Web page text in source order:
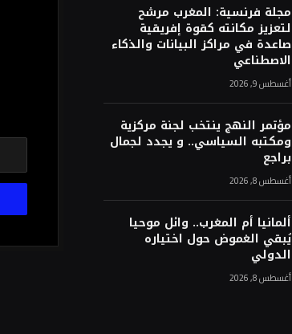
مجلة فرنسية: المغرب مرشح
لتعزيز مكانته كقوة إفريقية
صاعدة في مراكز البيانات والذكاء
الاصطناعي
أغسطس 9, 2026
مؤتمر النهج ينتخب لجنة مركزية
ومكتبه السياسي.. و يجدد لجمال
براجع
أغسطس 8, 2026
ألمانيا أم المغرب.. وائل موحيا
يُبقي الغموض حول اختياره
الدولي
أغسطس 8, 2026